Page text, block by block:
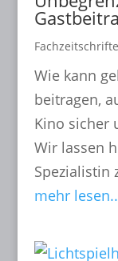
Wie kann
beitragen,
Kino sicher
Wir lassen
Spezialistin
mehr